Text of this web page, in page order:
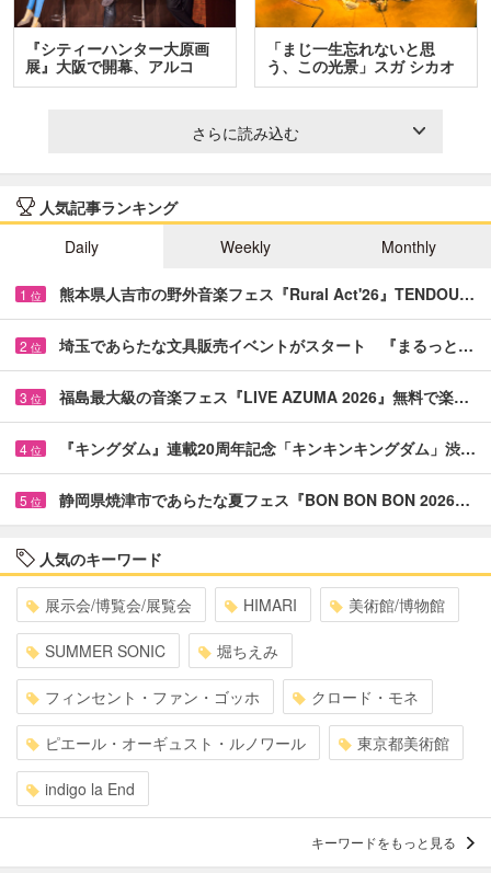
『シティーハンター大原画
展』大阪で開幕、アルコ
＆…
「まじ一生忘れないと思
う、この光景」スガ シカオ
と…
さらに読み込む
人気記事ランキング
Daily
Weekly Monthly
1 位 熊本県人吉市の野外音楽フェス『Rural Act'26』TENDOU…
2 位 埼玉であらたな文具販売イベントがスタート 『まるっと…
3 位 福島最大級の音楽フェス『LIVE AZUMA 2026』無料で楽…
4 位 『キングダム』連載20周年記念「キンキンキングダム」渋…
5 位 静岡県焼津市であらたな夏フェス『BON BON BON 2026…
人気のキーワード
展示会/博覧会/展覧会 HIMARI 美術館/博物館
SUMMER SONIC 堀ちえみ
フィンセント・ファン・ゴッホ クロード・モネ
ピエール・オーギュスト・ルノワール 東京都美術館
indigo la End
キーワードをもっと見る